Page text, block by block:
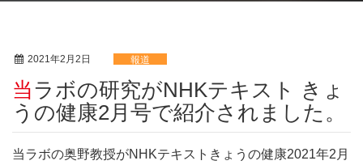
2021年2月2日 報道
当ラボの研究がNHKテキスト きょ
うの健康2月号で紹介されました。
当ラボの奥野教授がNHKテキストきょうの健康2021年2月